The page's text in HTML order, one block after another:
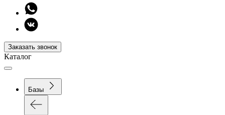
Заказать звонок
Каталог
Базы